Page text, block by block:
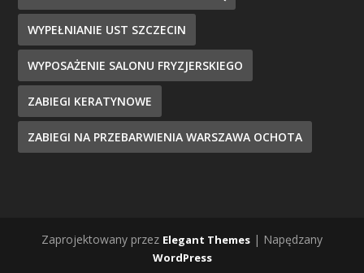
WYPEŁNIANIE UST SZCZECIN
WYPOSAŻENIE SALONU FRYZJERSKIEGO
ZABIEGI KERATYNOWE
ZABIEGI NA PRZEBARWIENIA WARSZAWA OCHOTA
Zaprojektowany przez Elegant Themes | Napędzany
WordPress